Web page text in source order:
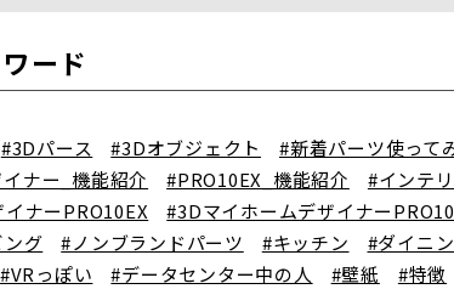
ード
#3Dパース #3Dオブジェクト #新着パーツ使って
ナー_機能紹介
#PRO10EX_機能紹介 #インテ
ナーPRO10EX
#3DマイホームデザイナーPRO10
グ #ノンブランドパーツ #キッチン #ダイニ
#VRっぽい #データセンター中の人 #壁紙 #特徴